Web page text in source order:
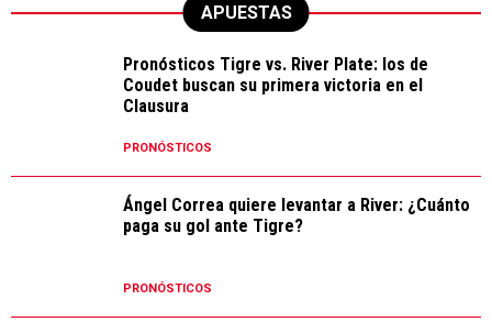
APUESTAS
Pronósticos Tigre vs. River Plate: los de
Coudet buscan su primera victoria en el
Clausura
PRONÓSTICOS
Ángel Correa quiere levantar a River: ¿Cuánto
paga su gol ante Tigre?
PRONÓSTICOS